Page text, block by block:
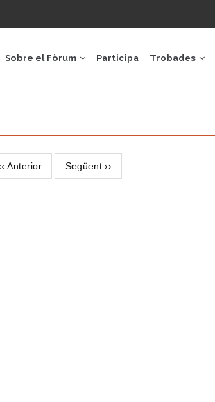
Sobre el Fòrum Participa Trobades
Anterior Següent ››